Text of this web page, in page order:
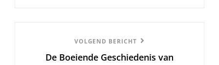
Bericht
VOLGEND BERICHT
De Boeiende Geschiedenis van